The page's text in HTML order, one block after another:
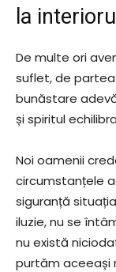
la
De multe ori
suflet, de
bunăstare
și spiritul
Noi oamenii
circumstanțele
siguranță
iluzie, nu se
nu există
purtăm aceeași